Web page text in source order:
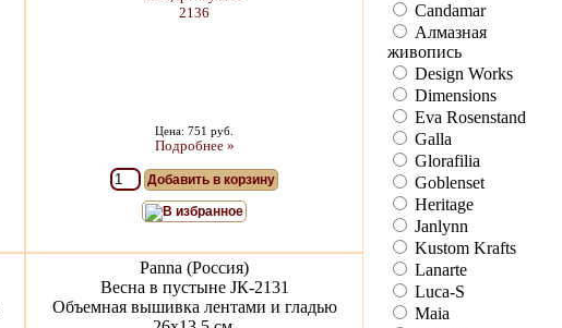
Цена: 751 руб.
Подробнее »
Добавить в корзину
В избранное
Panna (Россия)
Весна в пустыне JК-2131
Объемная вышивка лентами и гладью
Candamar
Алмазная
живопись
Design Works
Dimensions
Eva Rosenstand
Galla
Glorafilia
Goblenset
Heritage
Janlynn
Kustom Krafts
Lanarte
Luca-S
Maia